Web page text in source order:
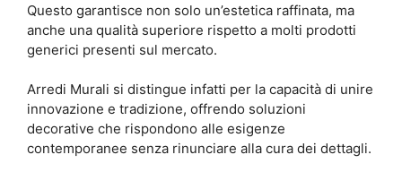
Questo garantisce non solo un’estetica raffinata, ma
anche una qualità superiore rispetto a molti prodotti
generici presenti sul mercato.
Arredi Murali si distingue infatti per la capacità di unire
innovazione e tradizione, offrendo soluzioni
decorative che rispondono alle esigenze
contemporanee senza rinunciare alla cura dei dettagli.